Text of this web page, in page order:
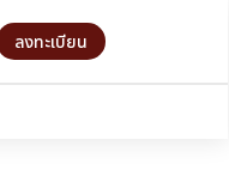
ลงทะเบียน